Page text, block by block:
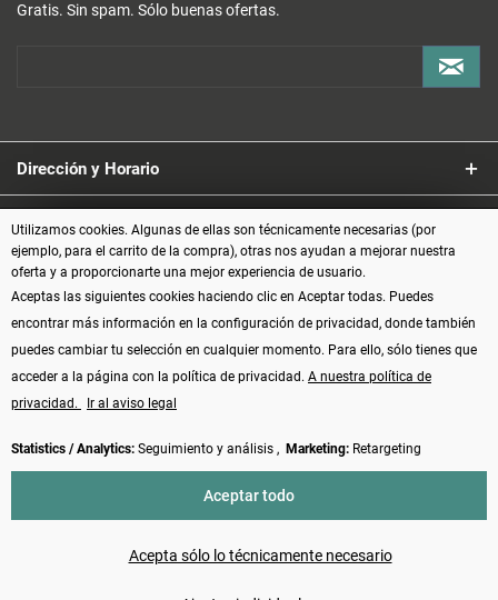
Gratis. Sin spam. Sólo buenas ofertas.
Dirección y Horario
Servicio
Información
Formas de pago
Vertrag widerrufen
los gastos contra reembolso, si no se indica lo contrario
Utilizamos cookies. Algunas de ellas son técnicamente necesarias (por
ejemplo, para el carrito de la compra), otras nos ayudan a mejorar nuestra
oferta y a proporcionarte una mejor experiencia de usuario.
Aceptas las siguientes cookies haciendo clic en Aceptar todas. Puedes
encontrar más información en la configuración de privacidad, donde también
puedes cambiar tu selección en cualquier momento. Para ello, sólo tienes que
acceder a la página con la política de privacidad. A nuestra política de
privacidad.
Ir al aviso legal
Statistics / Analytics: Seguimiento y análisis , Marketing: Retargeting
Acepta sólo lo técnicamente necesario
Aceptar todo